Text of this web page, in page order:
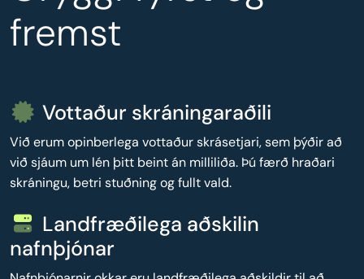
fremst
Vottaður skráningaraðili
Við erum opinberlega vottaður skrásetjari, sem þýðir að
við sjáum um lén þitt beint án milliliða. Þú færð hraðari
skráningu, betri stuðning og fullt vald.
Landfræðilega aðskilin
nafnþjónar